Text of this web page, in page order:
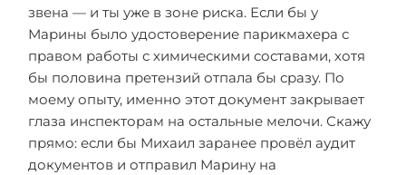
звена — и ты уже в зоне риска. Если бы у
Марины было удостоверение парикмахера с
правом работы с химическими составами, хотя
бы половина претензий отпала бы сразу. По
моему опыту, именно этот документ закрывает
глаза инспекторам на остальные мелочи. Скажу
прямо: если бы Михаил заранее провёл аудит
документов и отправил Марину на